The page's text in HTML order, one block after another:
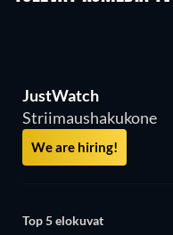
JustWatch
Striimaushakukone
We are hiring!
Top 5 elokuvat